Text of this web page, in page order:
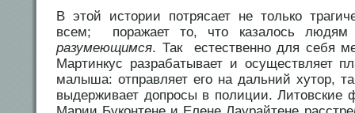
В этой истории потрясает не только
всем; поражает то, что казалось
разумеющимся. Так естественно для себя
Мартинкус разрабатывает и осуществляет
малыша: отправляет его на дальний хутор,
выдерживает допросы в полиции. Литовские